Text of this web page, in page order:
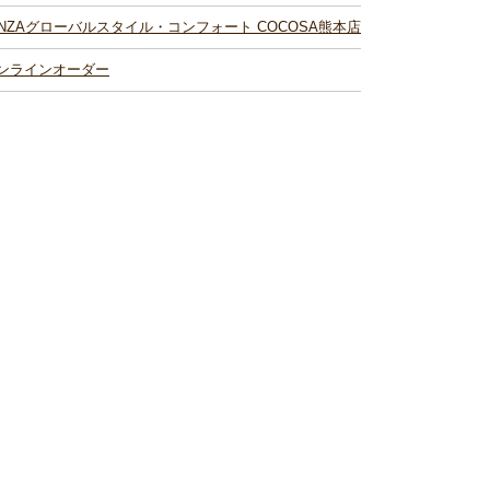
グローバルスタイル・コンフォート COCOSA熊本店
ラインオーダー